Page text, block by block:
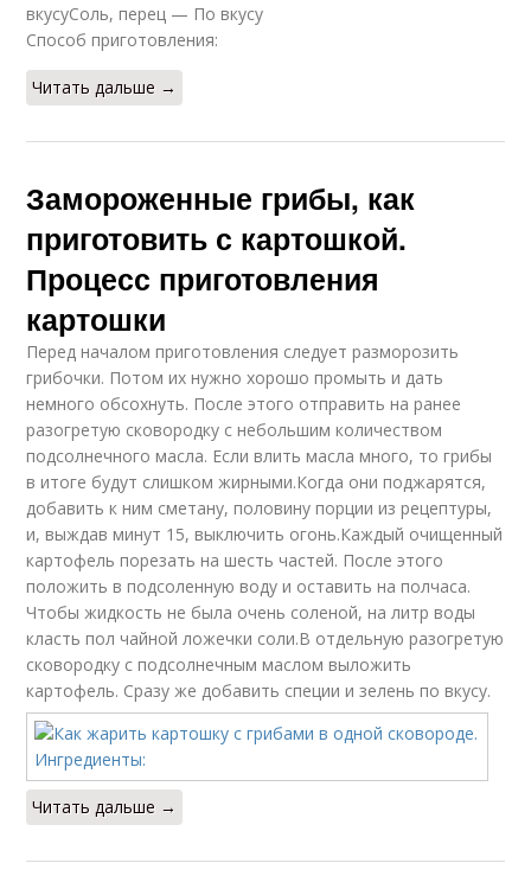
вкусуСоль, перец — По вкусу
Способ приготовления:
Читать дальше →
Замороженные грибы, как
приготовить с картошкой.
Процесс приготовления
картошки
Перед началом приготовления следует разморозить
грибочки. Потом их нужно хорошо промыть и дать
немного обсохнуть. После этого отправить на ранее
разогретую сковородку с небольшим количеством
подсолнечного масла. Если влить масла много, то грибы
в итоге будут слишком жирными.Когда они поджарятся,
добавить к ним сметану, половину порции из рецептуры,
и, выждав минут 15, выключить огонь.Каждый очищенный
картофель порезать на шесть частей. После этого
положить в подсоленную воду и оставить на полчаса.
Чтобы жидкость не была очень соленой, на литр воды
класть пол чайной ложечки соли.В отдельную разогретую
сковородку с подсолнечным маслом выложить
картофель. Сразу же добавить специи и зелень по вкусу.
Читать дальше →